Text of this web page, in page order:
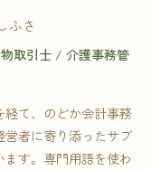
ふさ
取引士 / 介護事務管
て、のどか会計事務
者に寄り添ったサブ
す。専門用語を使わ